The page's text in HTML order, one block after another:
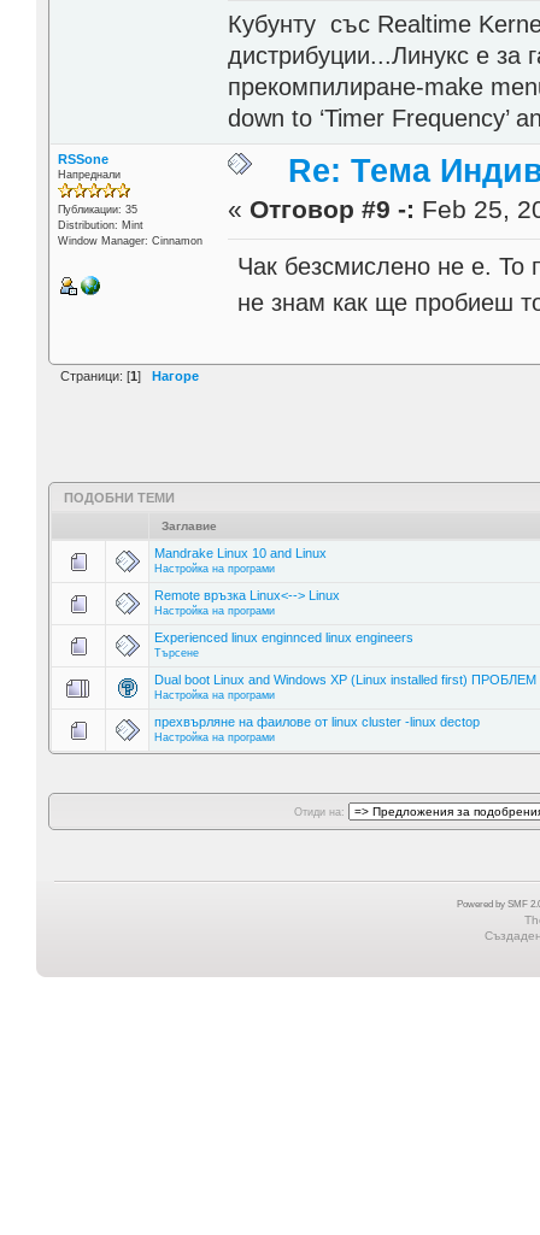
Кубунту със Realtime
дистрибуции...Линукс е за
прекомпилиране-make
down to ‘Timer Frequency’
RSSone
Напреднали
Публикации: 35
Distribution: Mint
Window Manager: Cinnamon
Re: Тема
« Отговор #9 -: Feb 25,
Чак безсмислено не е. То
не знам как ще пробиеш
Страници: [1] Нагоре
ПОДОБНИ ТЕМИ
Заглавие
Mandrake Linux 10 and Linux
Настройка на програми
Remote връзка Linux<--> Linux
Настройка на програми
Experienced linux enginnced linux engineers
Търсене
Dual boot Linux and Windows XP (Linux installed first) ПРОБЛЕМ
Настройка на програми
прехвърляне на фаилове от linux cluster -linux dectop
Настройка на програми
Отиди на:
Powered by SMF